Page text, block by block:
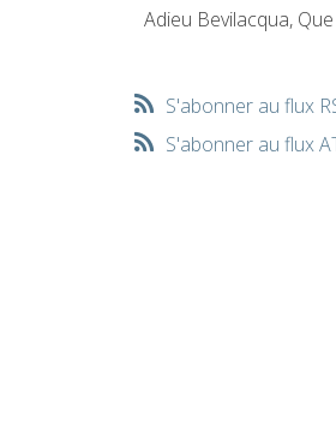
Adieu Bevilacqua,
S'abonner au flux
S'abonner au flux